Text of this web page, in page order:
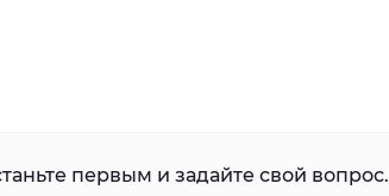
первым и задайте свой вопрос.